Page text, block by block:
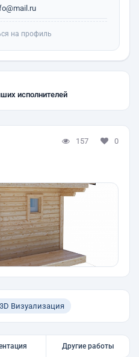
на профиль
исполнителей
157 0
3D Визуализация
Другие работы